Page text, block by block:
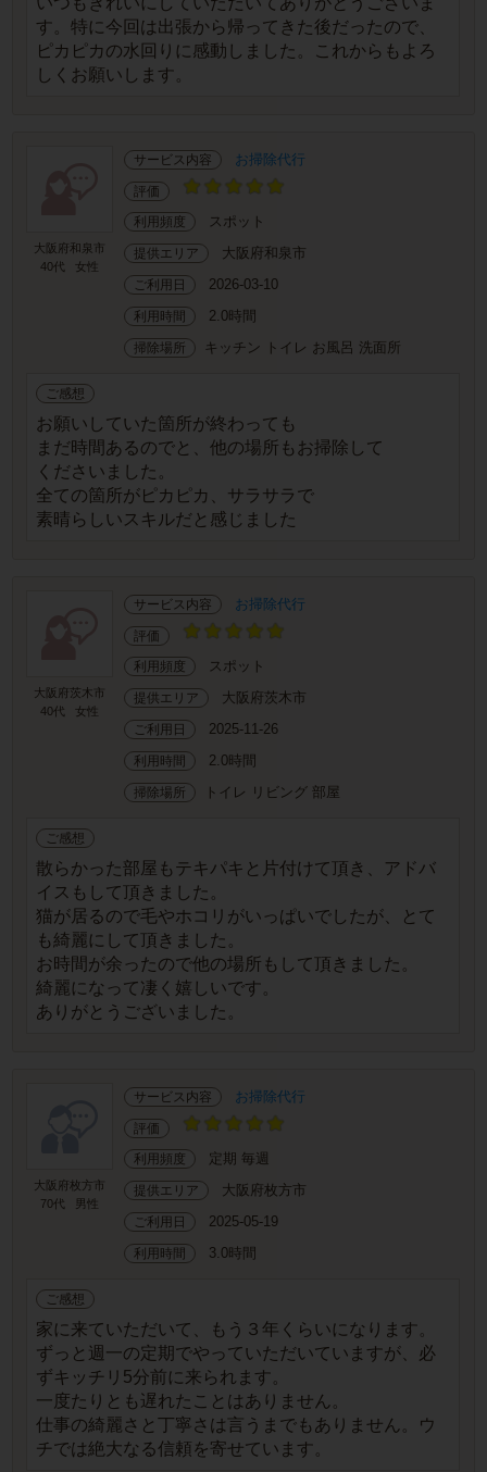
す。特に今回は出張から帰ってきた後だったので、
ピカピカの水回りに感動しました。これからもよろ
しくお願いします。
大阪府和泉市
40代
女性
サービス内容 お掃除代行
評価
利用頻度 スポット
提供エリア 大阪府和泉市
ご利用日 2026-03-10
利用時間 2.0時間
掃除場所 キッチン トイレ お風呂 洗面所
ご感想
お願いしていた箇所が終わっても
まだ時間あるのでと、他の場所もお掃除して
くださいました。
全ての箇所がピカピカ、サラサラで
素晴らしいスキルだと感じました
大阪府茨木市
40代
女性
サービス内容 お掃除代行
評価
利用頻度 スポット
提供エリア 大阪府茨木市
ご利用日 2025-11-26
利用時間 2.0時間
掃除場所 トイレ リビング 部屋
ご感想
散らかった部屋もテキパキと片付けて頂き、アドバ
イスもして頂きました。
猫が居るので毛やホコリがいっぱいでしたが、とて
も綺麗にして頂きました。
お時間が余ったので他の場所もして頂きました。
綺麗になって凄く嬉しいです。
ありがとうございました。
大阪府枚方市
70代
男性
サービス内容 お掃除代行
評価
利用頻度 定期 毎週
提供エリア 大阪府枚方市
ご利用日 2025-05-19
利用時間 3.0時間
ご感想
家に来ていただいて、もう３年くらいになります。
ずっと週一の定期でやっていただいていますが、必
ずキッチリ5分前に来られます。
一度たりとも遅れたことはありません。
仕事の綺麗さと丁寧さは言うまでもありません。ウ
チでは絶大なる信頼を寄せています。